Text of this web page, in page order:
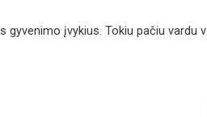
įvykius. Tokiu pačiu vardu